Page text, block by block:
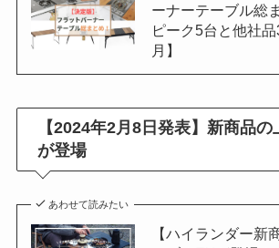
ーナーテーブル総
ピーク5台と他社
月】
【2024年2月8日発表】新商品
が登場
あわせて読みたい
【ハイランダー新